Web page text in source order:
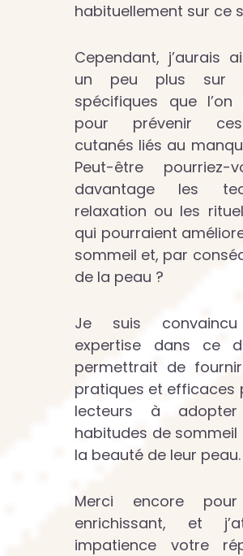
habituellement sur ce
Cependant, j’aurais
un peu plus sur
spécifiques que
pour prévenir
cutanés liés au
Peut-être pourriez-
davantage les
relaxation ou les
qui pourraient
sommeil et, par
de la peau ?
Je suis
expertise dans ce
permettrait de
pratiques et efficaces
lecteurs à
habitudes de sommeil
la beauté de leur peau.
Merci encore
enrichissant, et
impatience votre